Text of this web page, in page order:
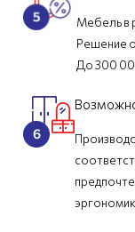
Мебель в
Решение
До 300